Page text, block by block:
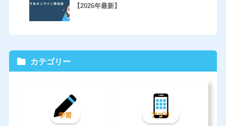
【2026年最新】
カテゴリー
学習 アプリ